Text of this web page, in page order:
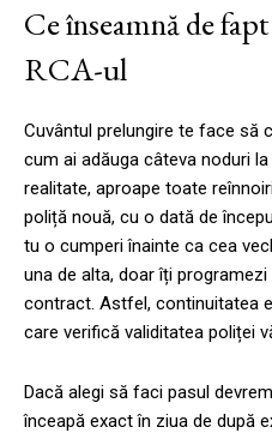
Ce înseamnă de
RCA-ul
Cuvântul prelungire te face să
cum ai adăuga câteva noduri
realitate, aproape toate
poliță nouă, cu o dată de
tu o cumperi înainte ca cea
una de alta, doar îți
contract. Astfel, continuitatea
care verifică validitatea poliței
Dacă alegi să faci pasul
înceapă exact în ziua de după